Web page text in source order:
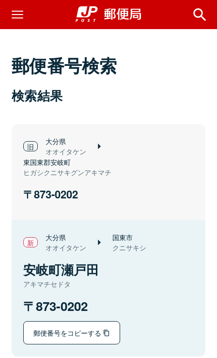
郵便番号検索
検索結果
大分県
オオイタケン
東国東郡安岐町
ヒガシクニサキグンアキマチ
873-0202
大分県
オオイタケン
国東市
クニサキシ
安岐町瀬戸田
アキマチセドタ
873-0202
郵便番号をコピーする